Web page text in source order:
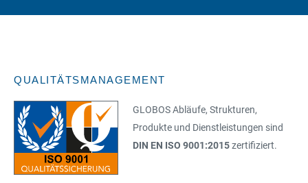
QUALITÄTSMANAGEMENT
GLOBOS Abläufe, Strukturen,
Produkte und Dienstleistungen sind
DIN EN ISO 9001:2015zertifiziert.